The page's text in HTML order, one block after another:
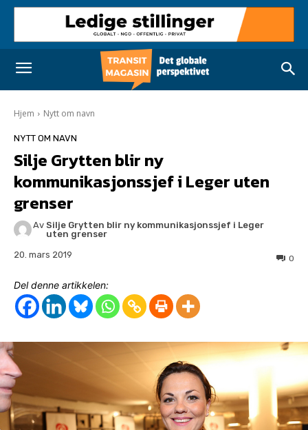
Hjem Nytt om navn
NYTT OM NAVN
Silje Grytten blir ny
kommunikasjonssjef i Leger uten
grenser
Av Silje Grytten blir ny kommunikasjonssjef i Leger
uten grenser
20. mars 2019 0
Del denne artikkelen: